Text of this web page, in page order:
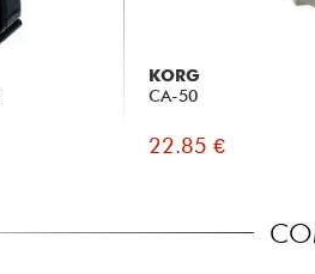
KORG
CA-50
22.85 €